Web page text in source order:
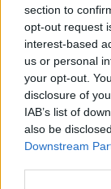
section to
opt-out request
interest-based
us or personal
your opt-out.
disclosure of
IAB’s list of
also be
Downstream
σαμπουάν;